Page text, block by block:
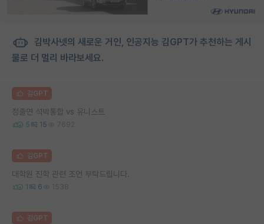
김박사넷의 새로운 거인, 인공지능 김GPT가 추천하는 게시
물로 더 멀리 바라보세요.
김GPT
정출연 석박통합 vs 유니스트
5 15 7692
김GPT
대학원 진학 관련 조언 부탁드립니다.
1 6 1538
김GPT